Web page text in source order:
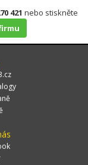
421 nebo stiskněte